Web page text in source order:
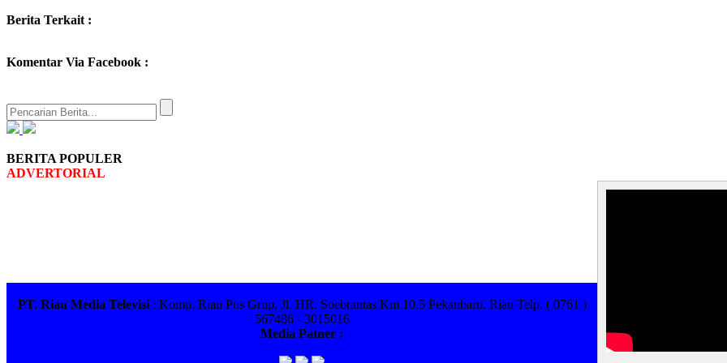
Berita Terkait :
Komentar Via Facebook :
BERITA POPULER
ADVERTORIAL
PT. Riau Media Televisi: Komp. Riau Pos Grup, Jl. HR. Soebrantas Km 10,5 Pekanbaru, Riau Telp. ( 0761 )
567486 - 3015016
Media Patner :